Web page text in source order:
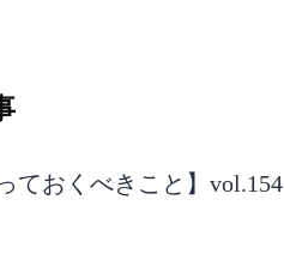
ておくべきこと】vol.154